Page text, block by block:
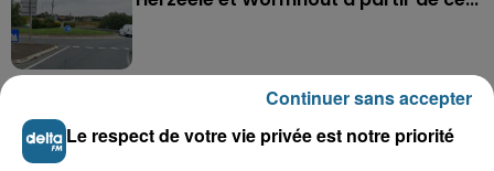
Un homme de 50 ans gravement
blessé dans un accident de voiture à...
Le respect de votre vie privée est notre priorité
Continuer sans accepter